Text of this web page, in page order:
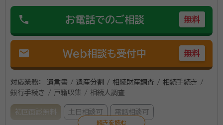
phone お電話でのご相談 無料
mail Web相談も受付中 無料
対応業務：
遺言書 / 遺産分割 / 相続財産調査 / 相続手続き /
銀行手続き / 戸籍収集 / 相続人調査
初回面談無料 土日相談可 電話相談可